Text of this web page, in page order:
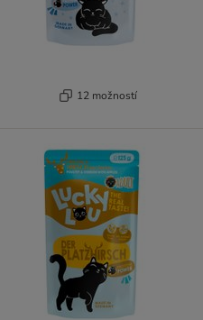
12 možností